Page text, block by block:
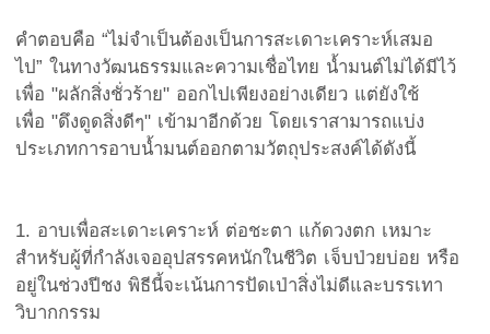
คำตอบคือ “ไม่จำเป็นต้องเป็นการสะเดาะเคราะห์เสมอ
ไป” ในทางวัฒนธรรมและความเชื่อไทย น้ำมนต์ไม่ได้มีไว้
เพื่อ "ผลักสิ่งชั่วร้าย" ออกไปเพียงอย่างเดียว แต่ยังใช้
เพื่อ "ดึงดูดสิ่งดีๆ" เข้ามาอีกด้วย โดยเราสามารถแบ่ง
ประเภทการอาบน้ำมนต์ออกตามวัตถุประสงค์ได้ดังนี้
1. อาบเพื่อสะเดาะเคราะห์ ต่อชะตา แก้ดวงตก เหมาะ
สำหรับผู้ที่กำลังเจออุปสรรคหนักในชีวิต เจ็บป่วยบ่อย หรือ
อยู่ในช่วงปีชง พิธีนี้จะเน้นการปัดเป่าสิ่งไม่ดีและบรรเทา
วิบากกรรม